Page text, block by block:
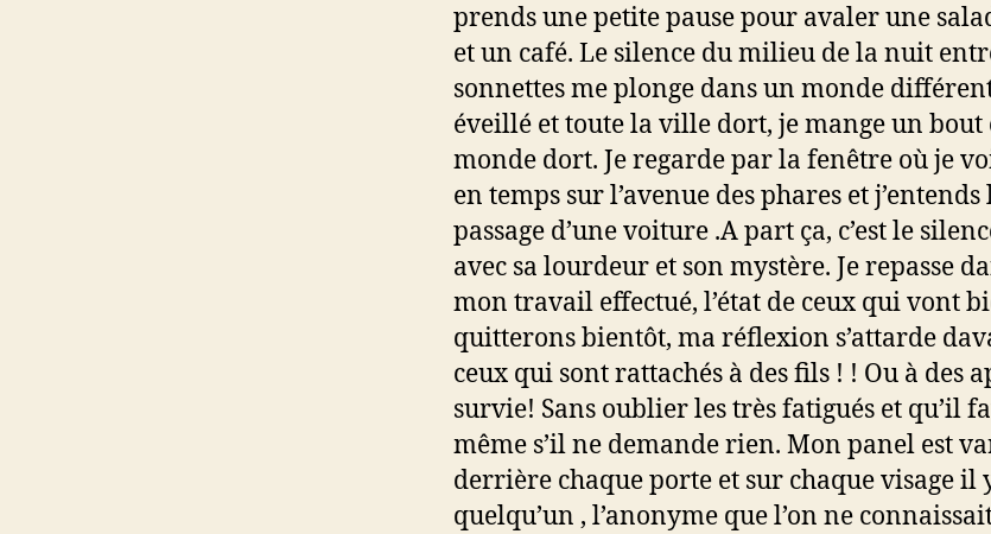
prends une petite pause pour avaler une
et un café. Le silence du milieu de la nuit
sonnettes me plonge dans un monde
éveillé et toute la ville dort, je mange un bout
monde dort. Je regarde par la fenêtre où je
en temps sur l’avenue des phares et
passage d’une voiture .A part ça, c’est le
avec sa lourdeur et son mystère. Je repasse
mon travail effectué, l’état de ceux qui vont
quitterons bientôt, ma réflexion s’attarde
ceux qui sont rattachés à des fils ! ! Ou à des
survie! Sans oublier les très fatigués et qu’il
même s’il ne demande rien. Mon panel est
derrière chaque porte et sur chaque visage il
quelqu’un , l’anonyme que l’on ne